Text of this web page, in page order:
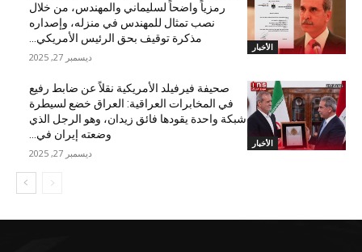
الأخبار
رمزياً واضحاً لسليماني والمهندس، من خلال
نصب تمثال للمهندس في منزله، وإصداره
مذكرة توقيف بحق الرئيس الأمريكي...
ديسمبر 27, 2025
الأخبار
صحيفة فيرفيلد الأمريكية نقلاً عن ضابط رفيع
في المخابرات العراقية: العراق خضع لسيطرة
شبكة واحدة يقودها فائق زيدان، وهو الرجل الذي
وضعته إيران في...
ديسمبر 27, 2025